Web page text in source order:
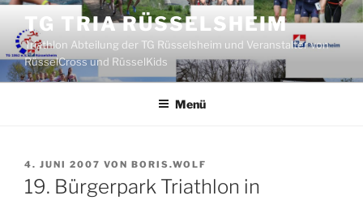
Zum
Inhalt
springen
TG TRIA RÜSSELSHEIM
Triathlon Abteilung der TG Rüsselsheim und Veranstalter von
RüsselCross und RüsselKids
Menü
VERÖFFENTLICHT
AM
4. JUNI 2007 VON BORIS.WOLF
19. Bürgerpark Triathlon in